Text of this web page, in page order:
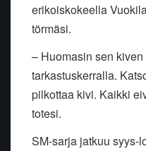
erikoiskokeella
törmäsi.
– Huomasin sen
tarkastuskerralla.
pilkottaa kivi. Kaikki
totesi.
SM-sarja jatkuu syys-